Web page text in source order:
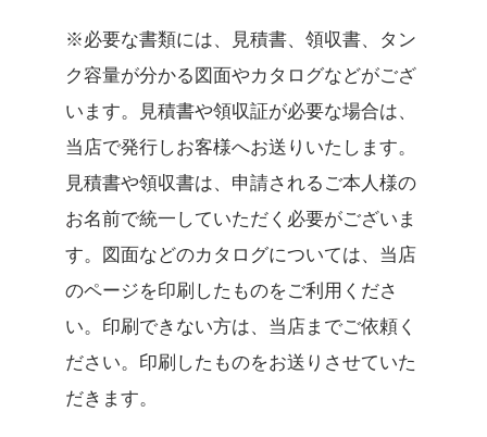
※必要な書類には、見積書、領収書、タン
ク容量が分かる図面やカタログなどがござ
います。見積書や領収証が必要な場合は、
当店で発行しお客様へお送りいたします。
見積書や領収書は、申請されるご本人様の
お名前で統一していただく必要がございま
す。図面などのカタログについては、当店
のページを印刷したものをご利用くださ
い。印刷できない方は、当店までご依頼く
ださい。印刷したものをお送りさせていた
だきます。